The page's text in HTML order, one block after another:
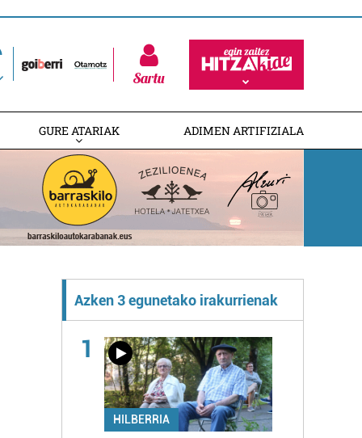
Sartu
GURE ATARIAK ADIMEN ARTIFIZIALA
Azken 3 egunetako irakurrienak
1
HILBERRIA